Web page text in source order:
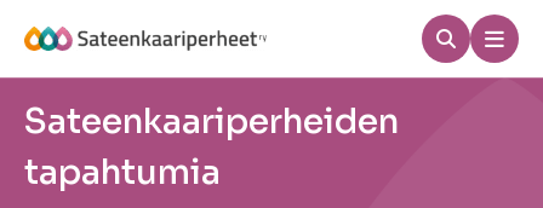
sisältöön
Haku
Sateenkaariperheiden
tapahtumia